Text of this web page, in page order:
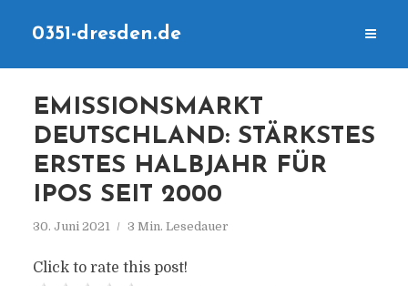
0351-dresden.de
EMISSIONSMARKT
DEUTSCHLAND: STÄRKSTES
ERSTES HALBJAHR FÜR
IPOS SEIT 2000
30. Juni 2021 3 Min. Lesedauer
Click to rate this post!